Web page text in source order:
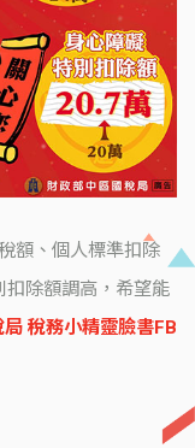
額、個人標準扣除
扣除額調高，希望能
稅務小精靈臉書FB